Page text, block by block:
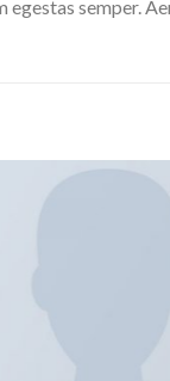
egestas semper.